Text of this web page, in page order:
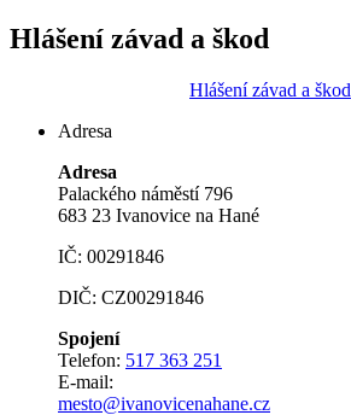
Hlášení závad a škod
Hlášení závad a škod
Adresa
Adresa
Palackého náměstí 796
683 23 Ivanovice na Hané
IČ: 00291846
DIČ: CZ00291846
Spojení
Telefon: 517 363 251
E-mail:
mesto@ivanovicenahane.cz